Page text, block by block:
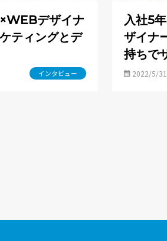
×WEBデザイナ
ティングとデ
インタビュー
入社5
ザイナ
持ちで
2022/5/31